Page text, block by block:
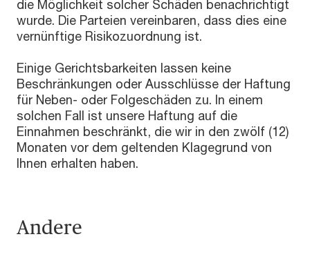
die Möglichkeit solcher Schäden benachrichtigt
wurde. Die Parteien vereinbaren, dass dies eine
vernünftige Risikozuordnung ist.
Einige Gerichtsbarkeiten lassen keine
Beschränkungen oder Ausschlüsse der Haftung
für Neben- oder Folgeschäden zu. In einem
solchen Fall ist unsere Haftung auf die
Einnahmen beschränkt, die wir in den zwölf (12)
Monaten vor dem geltenden Klagegrund von
Ihnen erhalten haben.
Andere